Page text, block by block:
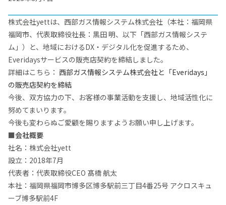
株式会社yettは、西部ガス情報システム株式会社（本社：福岡県
福岡市、代表取締役社長：黒田 明、以下「西部ガス情報システ
ム」）と、地域におけるDX・デジタル化を促進するため、
Everidaysサービスの販売店契約を締結しました。
詳細はこちら： 西部ガス情報システム株式会社と「Everidays」
の販売店契約を締結
今後、双方協力の下、お客様の事業活動を支援し、地域活性化に
努めてまいります。
今後も変わらぬご愛顧を賜りますようお願い申し上げます。
■会社概要
社名：株式会社yett
設立：2018年7月
代表者：代表取締役CEO 髙橋 航太
本社：福岡県福岡市博多区博多駅前三丁目4番25号 アクロスキュ
ーブ博多駅前4F